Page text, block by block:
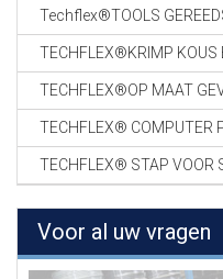
Techflex®TOOLS
TECHFLEX®KRIMP KOUS
TECHFLEX®OP MAAT
TECHFLEX® COMPUTER
TECHFLEX® STAP VOOR
Voor al uw vragen